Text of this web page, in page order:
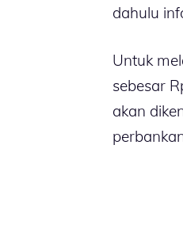
dahulu
Untuk
sebesar
akan